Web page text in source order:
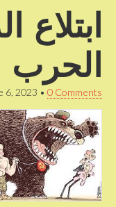
ابتلاع
الحرب
6, 2023 • 0 Comments